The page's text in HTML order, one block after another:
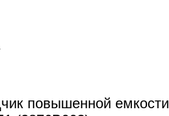
повышенной емкости